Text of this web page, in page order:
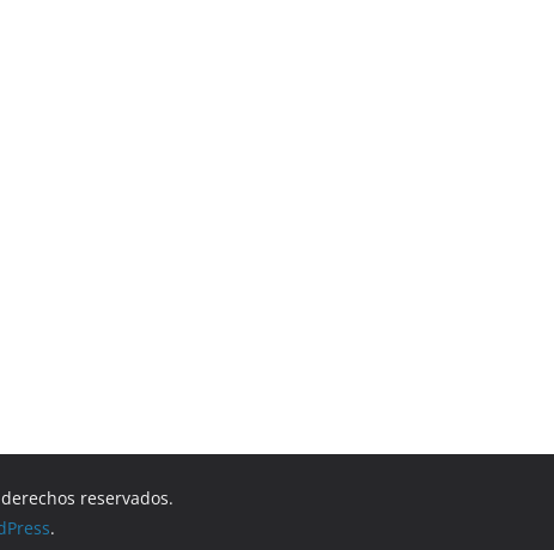
reservados.
.